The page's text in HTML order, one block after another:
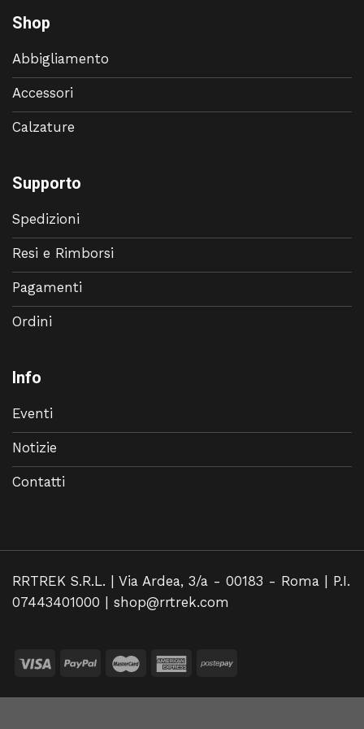
Shop
Abbigliamento
Accessori
Calzature
Supporto
Spedizioni
Resi e Rimborsi
Pagamenti
Ordini
Info
Eventi
Notizie
Contatti
RRTREK S.R.L. | Via Ardea, 3/a - 00183 - Roma | P.I.
07443401000 | shop@rrtrek.com